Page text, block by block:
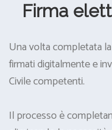
Firma
Una volta completata
firmati digitalmente e
Civile competenti.
Il processo è